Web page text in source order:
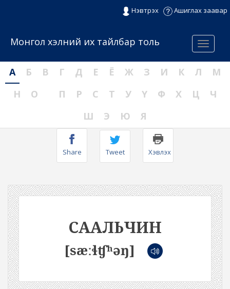
Нэвтрэх Ашиглах заавар
Menu
Монгол хэлний их тайлбар толь
А Б В Г Д Е Ё Ж З И К Л
М
Н
О П Р С Т У Ү Ф Х Ц
Ч
Ш
Э Ю Я
Share Tweet Хэвлэх
СААЛЬЧИН
[sæːɬʧʰəŋ]